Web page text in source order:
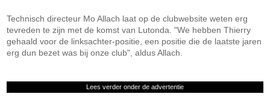
Technisch directeur Mo Allach laat op de clubwebsite weten erg
tevreden te zijn met de komst van Lutonda. "We hebben Thierry
gehaald voor de linksachter-positie, een positie die de laatste jaren
erg dun bezet was bij onze club", aldus Allach.
Lees verder onder de advertentie